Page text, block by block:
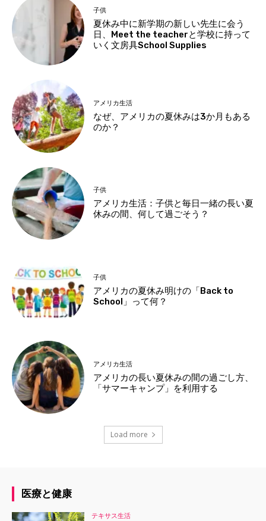
子供
夏休み中に新学期の新しい先生に会う
日、Meet the teacherと学校に持って
いく文房具School Supplies
アメリカ生活
なぜ、アメリカの夏休みは3か月もある
のか？
子供
アメリカ生活：子供と毎日一緒の長い夏
休みの間、何して過ごそう？
子供
アメリカの夏休み明けの「Back to
School」って何？
アメリカ生活
アメリカの長い夏休みの間の過ごし方、
「サマーキャンプ」を利用する
Load more
医療と健康
テキサス生活